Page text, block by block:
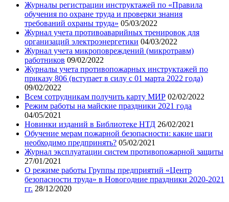
Журналы регистрации инструктажей по «Правила
обучения по охране труда и проверки знания
требований охраны труда» 05/03/2022
Журнал учета противоаварийных тренировок для
организаций электроэнергетики 04/03/2022
Журнал учета микроповреждений (микротравм)
работников 09/02/2022
Журналы учета противопожарных инструктажей по
приказу 806 (вступает в силу с 01 марта 2022 года)
09/02/2022
Всем сотрудникам получить карту МИР 02/02/2022
Режим работы на майские праздники 2021 года
04/05/2021
Новинки изданий в Библиотеке НТД 26/02/2021
Обучение мерам пожарной безопасности: какие шаги
необходимо предпринять? 05/02/2021
Журнал эксплуатации систем противопожарной защиты
27/01/2021
О режиме работы Группы предприятий «Центр
безопасности труда» в Новогодние праздники 2020-2021
гг. 28/12/2020